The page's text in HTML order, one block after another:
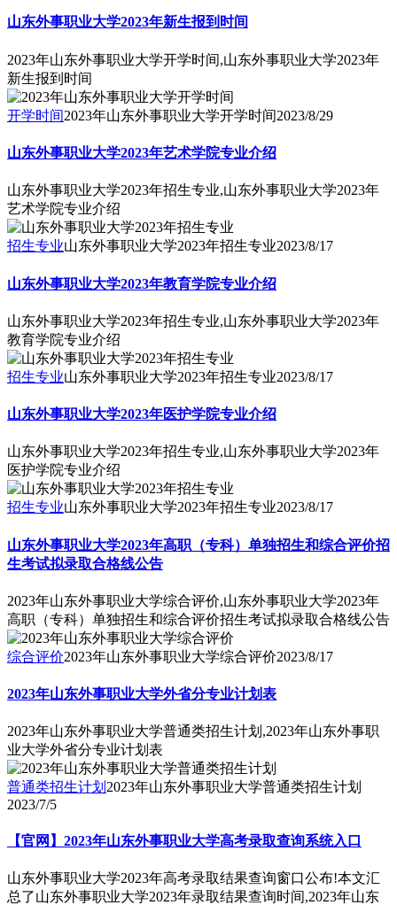
山东外事职业大学2023年新生报到时间
2023年山东外事职业大学开学时间,山东外事职业大学2023年
新生报到时间
开学时间2023年山东外事职业大学开学时间2023/8/29
山东外事职业大学2023年艺术学院专业介绍
山东外事职业大学2023年招生专业,山东外事职业大学2023年
艺术学院专业介绍
招生专业山东外事职业大学2023年招生专业2023/8/17
山东外事职业大学2023年教育学院专业介绍
山东外事职业大学2023年招生专业,山东外事职业大学2023年
教育学院专业介绍
招生专业山东外事职业大学2023年招生专业2023/8/17
山东外事职业大学2023年医护学院专业介绍
山东外事职业大学2023年招生专业,山东外事职业大学2023年
医护学院专业介绍
招生专业山东外事职业大学2023年招生专业2023/8/17
山东外事职业大学2023年高职（专科）单独招生和综合评价招
生考试拟录取合格线公告
2023年山东外事职业大学综合评价,山东外事职业大学2023年
高职（专科）单独招生和综合评价招生考试拟录取合格线公告
综合评价2023年山东外事职业大学综合评价2023/8/17
2023年山东外事职业大学外省分专业计划表
2023年山东外事职业大学普通类招生计划,2023年山东外事职
业大学外省分专业计划表
普通类招生计划 2023年山东外事职业大学普通类招生计划
2023/7/5
【官网】2023年山东外事职业大学高考录取查询系统入口
山东外事职业大学2023年高考录取结果查询窗口公布!本文汇
总了山东外事职业大学2023年录取结果查询时间,2023年山东